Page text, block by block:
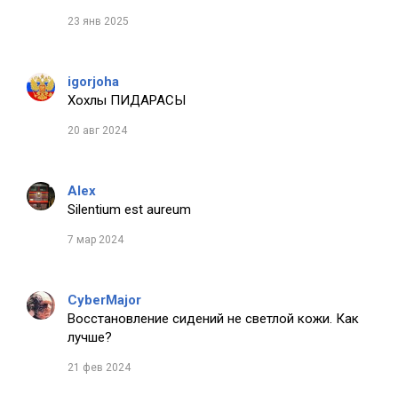
23 янв 2025
igorjoha
Хохлы ПИДАРАСЫ
20 авг 2024
Alex
Silentium est aureum
7 мар 2024
CyberMajor
Восстановление сидений не светлой кожи. Как
лучше?
21 фев 2024